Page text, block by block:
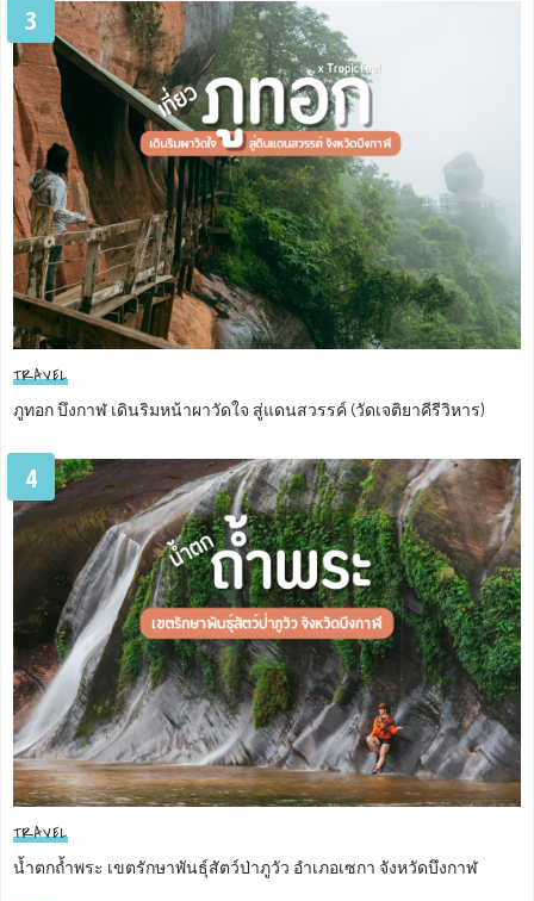
3
TRAVEL
ภูทอก บึงกาฬ เดินริมหน้าผาวัดใจ สู่แดนสวรรค์ (วัดเจติยาคีรีวิหาร)
4
TRAVEL
น้ำตกถ้ำพระ เขตรักษาพันธุ์สัตว์ป่าภูวัว อำเภอเซกา จังหวัดบึงกาฬ